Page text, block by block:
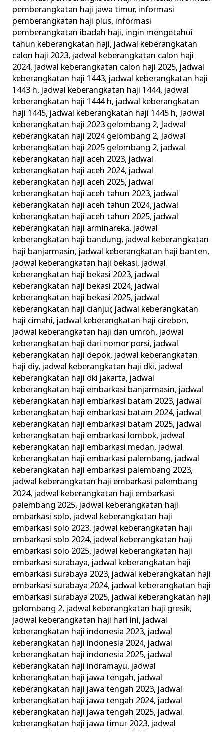
pemberangkatan haji jawa timur, informasi
pemberangkatan haji plus, informasi
pemberangkatan ibadah haji, ingin mengetahui
tahun keberangkatan haji, jadwal keberangkatan
calon haji 2023, jadwal keberangkatan calon haji
2024, jadwal keberangkatan calon haji 2025, jadwal
keberangkatan haji 1443, jadwal keberangkatan haji
1443 h, jadwal keberangkatan haji 1444, jadwal
keberangkatan haji 1444 h, jadwal keberangkatan
haji 1445, jadwal keberangkatan haji 1445 h, Jadwal
keberangkatan haji 2023 gelombang 2, Jadwal
keberangkatan haji 2024 gelombang 2, Jadwal
keberangkatan haji 2025 gelombang 2, jadwal
keberangkatan haji aceh 2023, jadwal
keberangkatan haji aceh 2024, jadwal
keberangkatan haji aceh 2025, jadwal
keberangkatan haji aceh tahun 2023, jadwal
keberangkatan haji aceh tahun 2024, jadwal
keberangkatan haji aceh tahun 2025, jadwal
keberangkatan haji arminareka, jadwal
keberangkatan haji bandung, jadwal keberangkatan
haji banjarmasin, jadwal keberangkatan haji banten,
jadwal keberangkatan haji bekasi, jadwal
keberangkatan haji bekasi 2023, jadwal
keberangkatan haji bekasi 2024, jadwal
keberangkatan haji bekasi 2025, jadwal
keberangkatan haji cianjur, jadwal keberangkatan
haji cimahi, jadwal keberangkatan haji cirebon,
jadwal keberangkatan haji dan umroh, jadwal
keberangkatan haji dari nomor porsi, jadwal
keberangkatan haji depok, jadwal keberangkatan
haji diy, jadwal keberangkatan haji dki, jadwal
keberangkatan haji dki jakarta, jadwal
keberangkatan haji embarkasi banjarmasin, jadwal
keberangkatan haji embarkasi batam 2023, jadwal
keberangkatan haji embarkasi batam 2024, jadwal
keberangkatan haji embarkasi batam 2025, jadwal
keberangkatan haji embarkasi lombok, jadwal
keberangkatan haji embarkasi medan, jadwal
keberangkatan haji embarkasi palembang, jadwal
keberangkatan haji embarkasi palembang 2023,
jadwal keberangkatan haji embarkasi palembang
2024, jadwal keberangkatan haji embarkasi
palembang 2025, jadwal keberangkatan haji
embarkasi solo, jadwal keberangkatan haji
embarkasi solo 2023, jadwal keberangkatan haji
embarkasi solo 2024, jadwal keberangkatan haji
embarkasi solo 2025, jadwal keberangkatan haji
embarkasi surabaya, jadwal keberangkatan haji
embarkasi surabaya 2023, jadwal keberangkatan haji
embarkasi surabaya 2024, jadwal keberangkatan haji
embarkasi surabaya 2025, jadwal keberangkatan haji
gelombang 2, jadwal keberangkatan haji gresik,
jadwal keberangkatan haji hari ini, jadwal
keberangkatan haji indonesia 2023, jadwal
keberangkatan haji indonesia 2024, jadwal
keberangkatan haji indonesia 2025, jadwal
keberangkatan haji indramayu, jadwal
keberangkatan haji jawa tengah, jadwal
keberangkatan haji jawa tengah 2023, jadwal
keberangkatan haji jawa tengah 2024, jadwal
keberangkatan haji jawa tengah 2025, jadwal
keberangkatan haji jawa timur 2023, jadwal